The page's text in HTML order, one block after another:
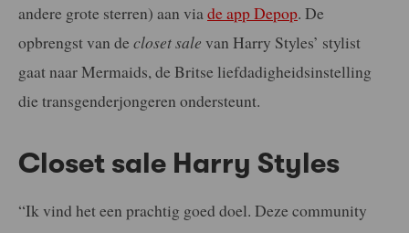
andere grote sterren) aan via de app Depop. De
opbrengst van de closet sale van Harry Styles’ stylist
gaat naar Mermaids, de Britse liefdadigheidsinstelling
die transgenderjongeren ondersteunt.
Closet sale Harry Styles
“Ik vind het een prachtig goed doel. Deze community